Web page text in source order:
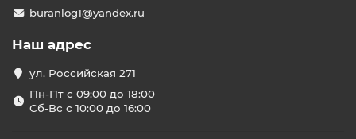
buranlog1@yandex.ru
Наш адрес
ул. Российская 271
Пн-Пт с 09:00 до 18:00
Сб-Вс с 10:00 до 16:00